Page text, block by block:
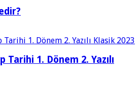
Tarihi 1. Dönem 2. Yazılı